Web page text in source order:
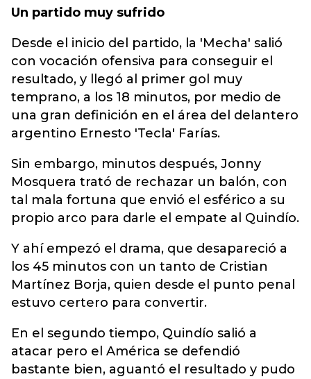
Un partido muy sufrido
Desde el inicio del partido, la 'Mecha' salió
con vocación ofensiva para conseguir el
resultado, y llegó al primer gol muy
temprano, a los 18 minutos, por medio de
una gran definición en el área del delantero
argentino Ernesto 'Tecla' Farías.
Sin embargo, minutos después, Jonny
Mosquera trató de rechazar un balón, con
tal mala fortuna que envió el esférico a su
propio arco para darle el empate al Quindío.
Y ahí empezó el drama, que desapareció a
los 45 minutos con un tanto de Cristian
Martínez Borja, quien desde el punto penal
estuvo certero para convertir.
En el segundo tiempo, Quindío salió a
atacar pero el América se defendió
bastante bien, aguantó el resultado y pudo